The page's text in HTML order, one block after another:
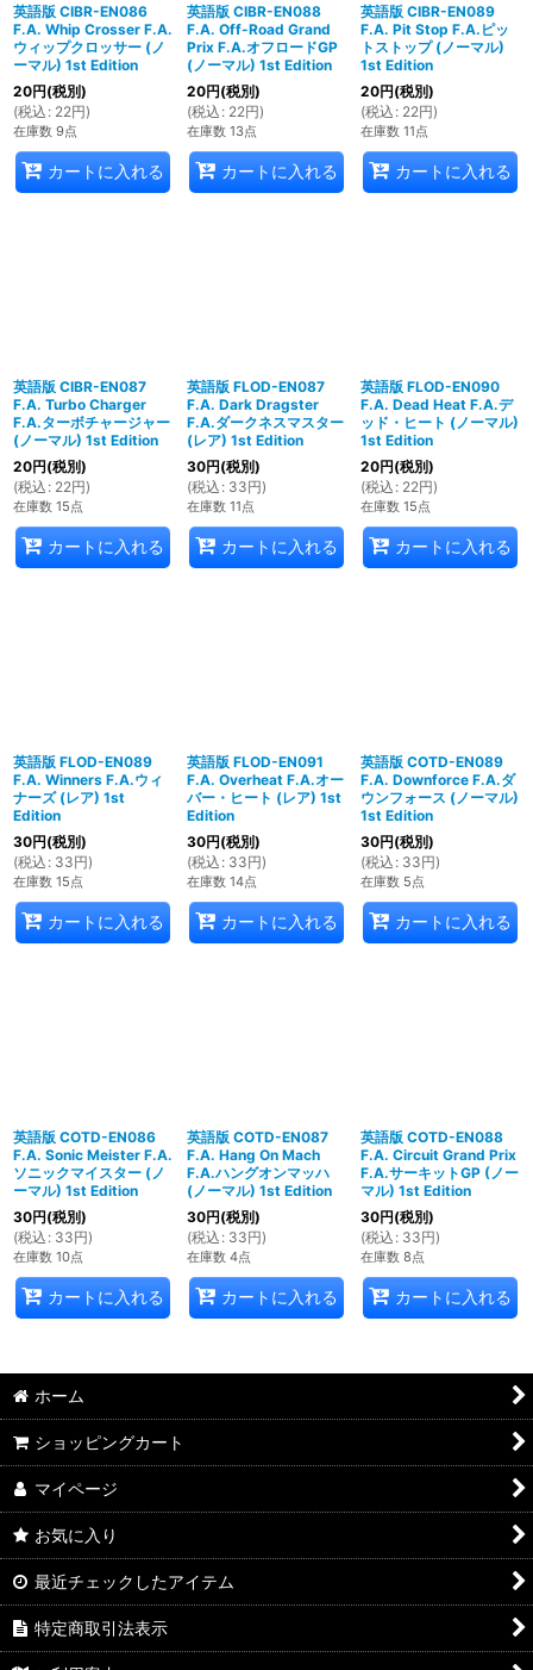
英語版 CIBR-EN086
F.A. Whip Crosser F.A.
ウィップクロッサー (ノ
ーマル) 1st Edition
20円(税別)
(税込 : 22円)
在庫数 9点
カートに入れる
英語版 CIBR-EN088
F.A. Off-Road Grand
Prix F.A.オフロードGP
(ノーマル) 1st Edition
20円(税別)
(税込 : 22円)
在庫数 13点
カートに入れる
英語版 CIBR-EN089
F.A. Pit Stop F.A.ピッ
トストップ (ノーマル)
1st Edition
20円(税別)
(税込 : 22円)
在庫数 11点
カートに入れる
英語版 CIBR-EN087
F.A. Turbo Charger
F.A.ターボチャージャー
(ノーマル) 1st Edition
20円(税別)
(税込 : 22円)
在庫数 15点
カートに入れる
英語版 FLOD-EN087
F.A. Dark Dragster
F.A.ダークネスマスター
(レア) 1st Edition
30円(税別)
(税込 : 33円)
在庫数 11点
カートに入れる
英語版 FLOD-EN090
F.A. Dead Heat F.A.デ
ッド・ヒート (ノーマル)
1st Edition
20円(税別)
(税込 : 22円)
在庫数 15点
カートに入れる
英語版 FLOD-EN089
F.A. Winners F.A.ウィ
ナーズ (レア) 1st
Edition
30円(税別)
(税込 : 33円)
在庫数 15点
カートに入れる
英語版 FLOD-EN091
F.A. Overheat F.A.オー
バー・ヒート (レア) 1st
Edition
30円(税別)
(税込 : 33円)
在庫数 14点
カートに入れる
英語版 COTD-EN089
F.A. Downforce F.A.ダ
ウンフォース (ノーマル)
1st Edition
30円(税別)
(税込 : 33円)
在庫数 5点
カートに入れる
英語版 COTD-EN086
F.A. Sonic Meister F.A.
ソニックマイスター (ノ
ーマル) 1st Edition
30円(税別)
(税込 : 33円)
在庫数 10点
カートに入れる
英語版 COTD-EN087
F.A. Hang On Mach
F.A.ハングオンマッハ
(ノーマル) 1st Edition
30円(税別)
(税込 : 33円)
在庫数 4点
カートに入れる
英語版 COTD-EN088
F.A. Circuit Grand Prix
F.A.サーキットGP (ノー
マル) 1st Edition
30円(税別)
(税込 : 33円)
在庫数 8点
カートに入れる
ホーム
ショッピングカート
マイページ
お気に入り
最近チェックしたアイテム
特定商取引法表示